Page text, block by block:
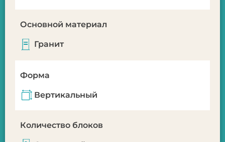
Основной материал
Гранит
Форма
Вертикальный
Количество блоков